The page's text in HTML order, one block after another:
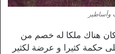
وأساطير
هناك ملكا له خصم من
حكمة كثيرا و عرضة لكثير